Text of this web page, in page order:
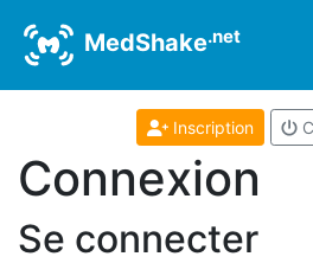
MedShake.net
Inscription
Connexion
Se connecter